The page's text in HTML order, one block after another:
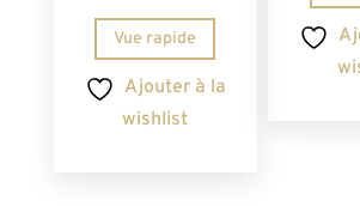
Vue rapide
Ajouter à la
wishlist